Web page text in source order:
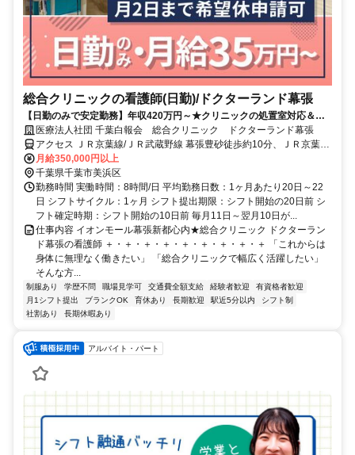
総合クリニックの看護師(日勤)/ドクターランド幕張
【日勤のみで安定勤務】年収420万円～★クリニックの処置室対応＆診
察介助◎大規模医療グループで福利厚生も充実♪
医療法人社団 千葉白報会 総合クリニック ドクターランド幕張
アクセス ＪＲ京葉線/ＪＲ武蔵野線 幕張豊砂徒歩約10分、ＪＲ京葉線/
ＪＲ武蔵野線 海浜幕張北口(中央口)徒歩約15分 「幕張豊砂駅」目の
前
月給350,000円以上
千葉県千葉市美浜区
勤務時間 実働時間：8時間/日 平均勤務日数：1ヶ月あたり20日～22
日 シフトサイクル：1ヶ月 シフト提出期限：シフト開始の20日前 シ
フト確定時期：シフト開始の10日前 毎月11日～翌月10日が...
仕事内容 イオンモール幕張新都心内★総合クリニック ドクターラン
ド幕張の看護師 ＋・＋・＋・＋・＋・＋・＋・＋・＋ 「これからは
身体に無理なく働きたい」 「総合クリニックで幅広く活躍したい」
そんな方...
制服あり 学歴不問 職場見学可 交通費全額支給 経験者歓迎
有資格者歓迎
月1シフト提出
ブランクOK 育休あり 長期歓迎 駅近5分以内
シフト制
社割あり
長期休暇あり
アルバイト・パート